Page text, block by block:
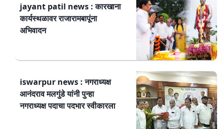
jayant patil news : कारखाना
कार्यस्थळावर राजारामबापूंना
अभिवादन
iswarpur news : नगराध्यक्ष
आनंदराव मलगुंडे यांनी पुन्हा
नगराध्यक्ष पदाचा पदभार स्वीकारला